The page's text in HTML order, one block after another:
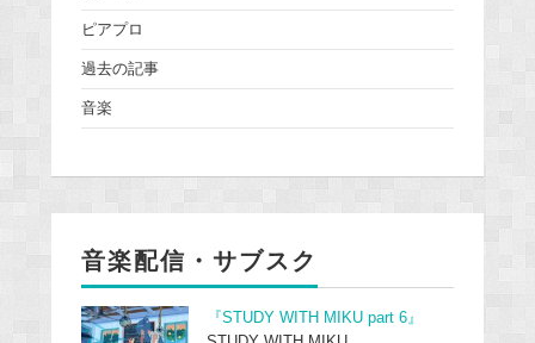
ピアプロ
過去の記事
音楽
音楽配信・サブスク
『STUDY WITH MIKU part 6』